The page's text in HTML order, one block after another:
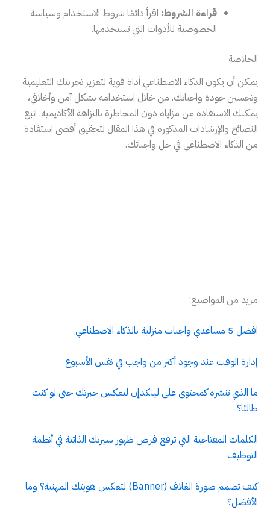
قراءة الشروط: اقرأ دائمًا شروط الاستخدام وسياسة
الخصوصية للأدوات التي تستخدمها.
الخلاصة
يمكن أن يكون الذكاء الاصطناعي أداة قوية لتعزيز تجربتك التعليمية
وتحسين جودة واجباتك. من خلال استخدامه بشكل آمن وأخلاقي،
يمكنك الاستفادة من مزاياه دون المخاطرة بالنزاهة الأكاديمية. اتبع
النصائح والإرشادات المذكورة في هذا المقال لتحقيق أقصى استفادة
من الذكاء الاصطناعي في حل واجباتك.
مزيد من المواضيع:
افضل 5 مساعدي واجبات منزلية بالذكاء الاصطناعي
إدارة الوقت عند وجود أكثر من واجب في نفس الأسبوع
ما الذي تنشره كمحتوى على لينكدإن ليعكس خبرتك حتى لو كنت
طالبًا؟
الكلمات المفتاحية التي ترفع فرص ظهور سيرتك الذاتية في أنظمة
التوظيف
كيف تصمم صورة الغلاف (Banner) لتعكس هويتك المهنية؟ وما
الأفضل؟